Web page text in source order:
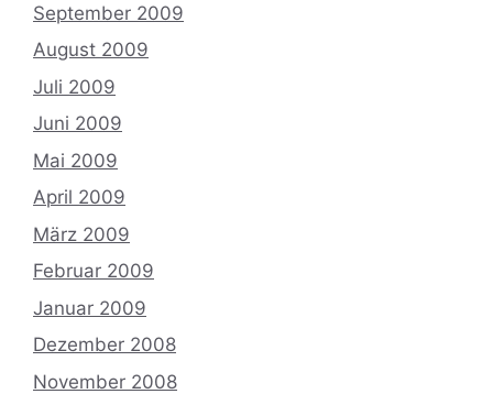
September 2009
August 2009
Juli 2009
Juni 2009
Mai 2009
April 2009
März 2009
Februar 2009
Januar 2009
Dezember 2008
November 2008